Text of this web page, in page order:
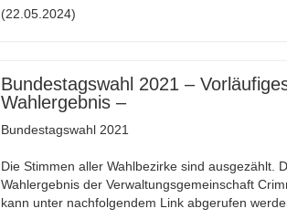
(22.05.2024)
Bundestagswahl 2021 –
Wahlergebnis –
Bundestagswahl 2021
Die Stimmen aller Wahlbezirke sind ausgezählt.
Wahlergebnis der Verwaltungsgemeinschaft
kann unter nachfolgendem Link abgerufen